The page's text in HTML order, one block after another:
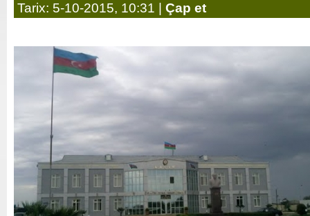
Tarix: 5-10-2015, 10:31 | Çap et